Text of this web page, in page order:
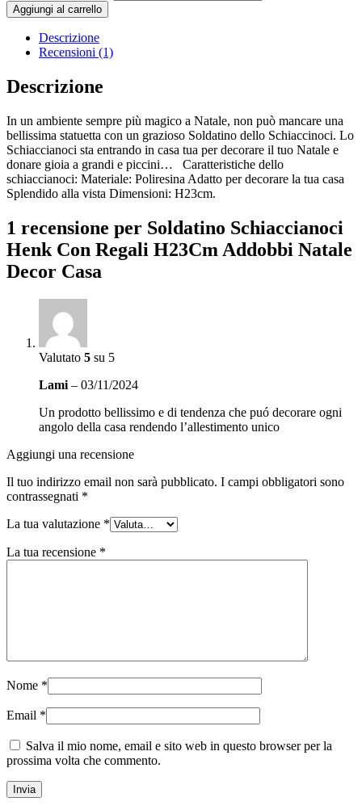
Aggiungi al carrello
Descrizione
Recensioni (1)
Descrizione
In un ambiente sempre più magico a Natale, non può mancare una
bellissima statuetta con un grazioso Soldatino dello Schiaccinoci. Lo
Schiaccianoci sta entrando in casa tua per decorare il tuo Natale e
donare gioia a grandi e piccini… Caratteristiche dello
schiaccianoci: Materiale: Poliresina Adatto per decorare la tua casa
Splendido alla vista Dimensioni: H23cm.
1 recensione per Soldatino Schiaccianoci
Henk Con Regali H23Cm Addobbi Natale
Decor Casa
Valutato 5 su 5
Lami – 03/11/2024
Un prodotto bellissimo e di tendenza che puó decorare ogni
angolo della casa rendendo l’allestimento unico
Aggiungi una recensione
Il tuo indirizzo email non sarà pubblicato. I campi obbligatori sono
contrassegnati *
La tua valutazione *
La tua recensione *
Nome *
Email *
Salva il mio nome, email e sito web in questo browser per la
prossima volta che commento.